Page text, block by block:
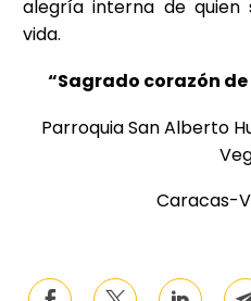
alegría interna de
vida.
“Sagrado corazón
Parroquia San Alberto
Caracas-